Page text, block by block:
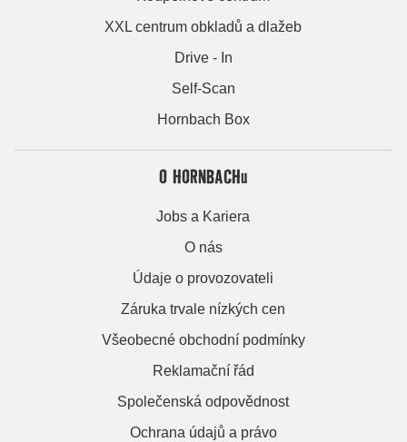
XXL centrum obkladů a dlažeb
Drive - In
Self-Scan
Hornbach Box
O HORNBACHu
Jobs a Kariera
O nás
Údaje o provozovateli
Záruka trvale nízkých cen
Všeobecné obchodní podmínky
Reklamační řád
Společenská odpovědnost
Ochrana údajů a právo